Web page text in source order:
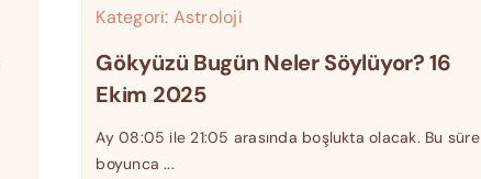
Kategori: Astroloji
Gökyüzü Bugün Neler Söylüyor? 16
Ekim 2025
Ay 08:05 ile 21:05 arasında boşlukta olacak. Bu süre
boyunca ...